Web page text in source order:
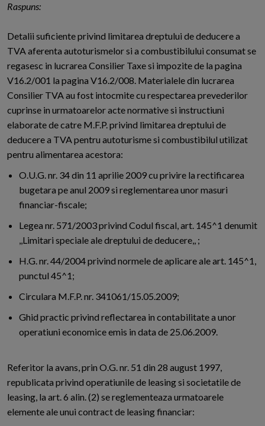
Raspuns:
Detalii suficiente privind limitarea dreptului de deducere a
TVA aferenta autoturismelor si a combustibilului consumat se
regasesc in lucrarea Consilier Taxe si impozite de la pagina
V16.2/001 la pagina V16.2/008. Materialele din lucrarea
Consilier TVA au fost intocmite cu respectarea prevederilor
cuprinse in urmatoarelor acte normative si instructiuni
elaborate de catre M.F.P. privind limitarea dreptului de
deducere a TVA pentru autoturisme si combustibilul utilizat
pentru alimentarea acestora:
O.U.G. nr. 34 din 11 aprilie 2009 cu privire la rectificarea
bugetara pe anul 2009 si reglementarea unor masuri
financiar-fiscale;
Legea nr. 571/2003 privind Codul fiscal, art. 145^1 denumit
,,Limitari speciale ale dreptului de deducere,, ;
H.G. nr. 44/2004 privind normele de aplicare ale art. 145^1,
punctul 45^1;
Circulara M.F.P. nr. 341061/15.05.2009;
Ghid practic privind reflectarea in contabilitate a unor
operatiuni economice emis in data de 25.06.2009.
Referitor la avans, prin O.G. nr. 51 din 28 august 1997,
republicata privind operatiunile de leasing si societatile de
leasing, la art. 6 alin. (2) se reglementeaza urmatoarele
elemente ale unui contract de leasing financiar: